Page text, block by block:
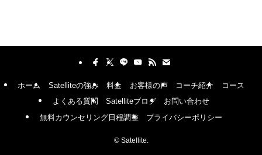
ホーム Satelliteの強み 料金 お客様の声 コーチ紹介
コース
よくある質問
Satelliteブログ
お問い合わせ
無料カウンセリング日程調整
プライバシーポリシー
©Satellite.